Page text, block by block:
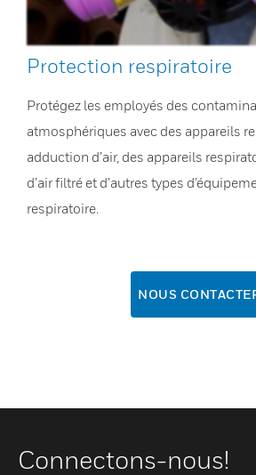
Protection respiratoire
Protégez les employés des
atmosphériques avec des appareils
adduction d’air, des appareils
d’air filtré et d’autres types
respiratoire.
NOUS
Connectons-nous!